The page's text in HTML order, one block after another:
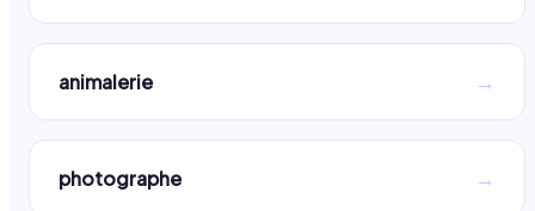
animalerie →
photographe →